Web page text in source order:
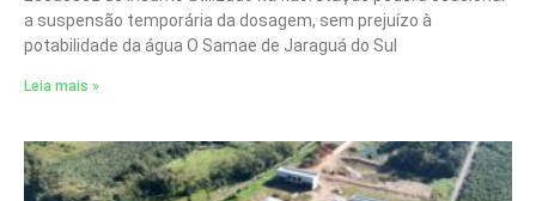
a suspensão temporária da dosagem, sem prejuízo à
potabilidade da água O Samae de Jaraguá do Sul
Leia mais »